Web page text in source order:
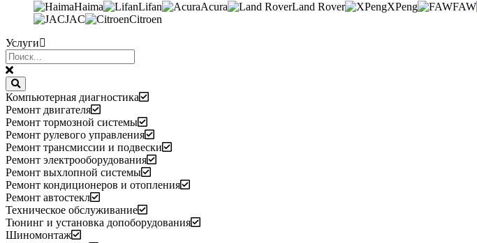
Haima Lifan Acura Land Rover XPeng FAW
JAC
Citroen
Услуги
Компьютерная диагностика
Ремонт двигателя
Ремонт тормозной системы
Ремонт рулевого управления
Ремонт трансмиссии и подвески
Ремонт электрооборудования
Ремонт выхлопной системы
Ремонт кондиционеров и отопления
Ремонт автостекл
Техническое обслуживание
Тюнинг и установка допоборудования
Шиномонтаж